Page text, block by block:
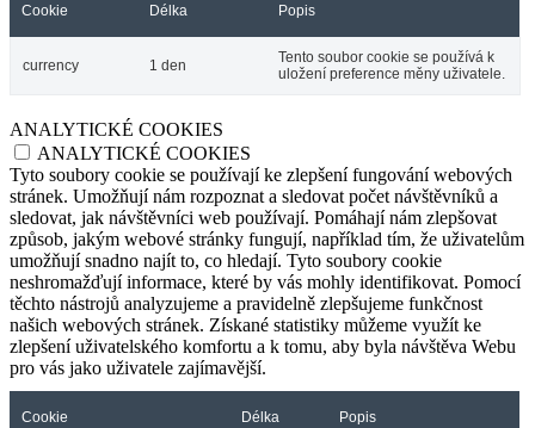
Cookie Délka Popis
currency 1 den
Tento soubor cookie se používá k
uložení preference měny uživatele.
ANALYTICKÉ COOKIES
ANALYTICKÉ COOKIES
Tyto soubory cookie se používají ke zlepšení fungování webových
stránek. Umožňují nám rozpoznat a sledovat počet návštěvníků a
sledovat, jak návštěvníci web používají. Pomáhají nám zlepšovat
způsob, jakým webové stránky fungují, například tím, že uživatelům
umožňují snadno najít to, co hledají. Tyto soubory cookie
neshromažďují informace, které by vás mohly identifikovat. Pomocí
těchto nástrojů analyzujeme a pravidelně zlepšujeme funkčnost
našich webových stránek. Získané statistiky můžeme využít ke
zlepšení uživatelského komfortu a k tomu, aby byla návštěva Webu
pro vás jako uživatele zajímavější.
Cookie Délka Popis